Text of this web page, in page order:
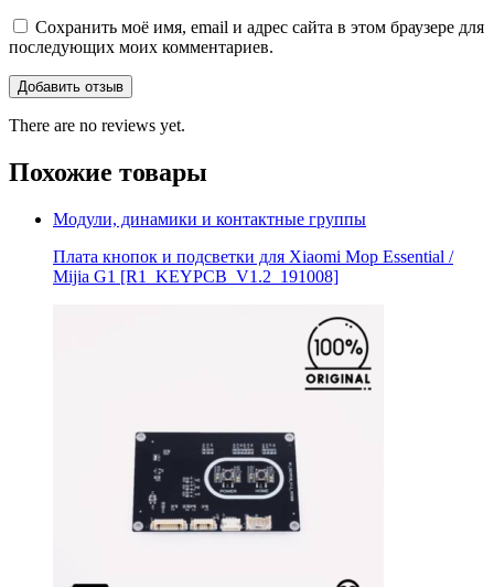
Сохранить моё имя, email и адрес сайта в этом браузере для
последующих моих комментариев.
There are no reviews yet.
Похожие товары
Модули, динамики и контактные группы
Плата кнопок и подсветки для Xiaomi Mop Essential /
Mijia G1 [R1_KEYPCB_V1.2_191008]